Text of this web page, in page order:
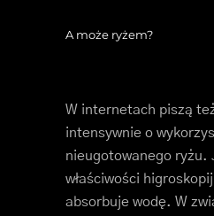
A może ryżem?
W internetach piszą
intensywnie o
nieugotowanego ryżu.
właściwości
absorbuje wodę. W